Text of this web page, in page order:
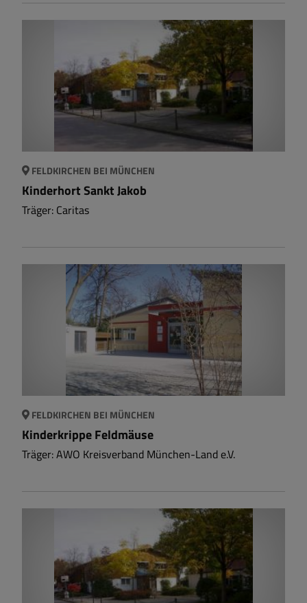
FELDKIRCHEN BEI MÜNCHEN
Kinderhort Sankt Jakob
Träger: Caritas
FELDKIRCHEN BEI MÜNCHEN
Kinderkrippe Feldmäuse
Träger: AWO Kreisverband München-Land e.V.